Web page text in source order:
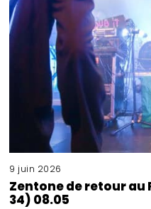
9 juin 2026
Zentone de retour
34) 08.05